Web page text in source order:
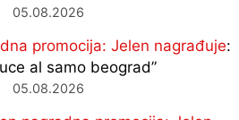
05.08.2026
promocija: Jelen nagrađuje:
al samo beograd”
05.08.2026